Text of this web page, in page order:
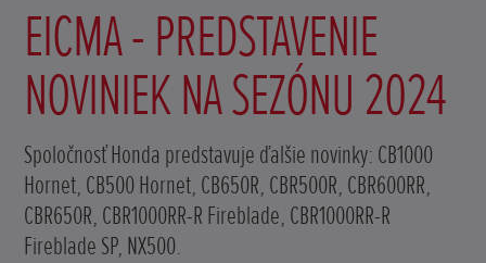
EICMA - PREDSTAVENIE
NOVINIEK NA SEZÓNU 2024
Spoločnosť Honda predstavuje ďalšie novinky: CB1000
Hornet, CB500 Hornet, CB650R, CBR500R, CBR600RR,
CBR650R, CBR1000RR-R Fireblade, CBR1000RR-R
Fireblade SP, NX500.